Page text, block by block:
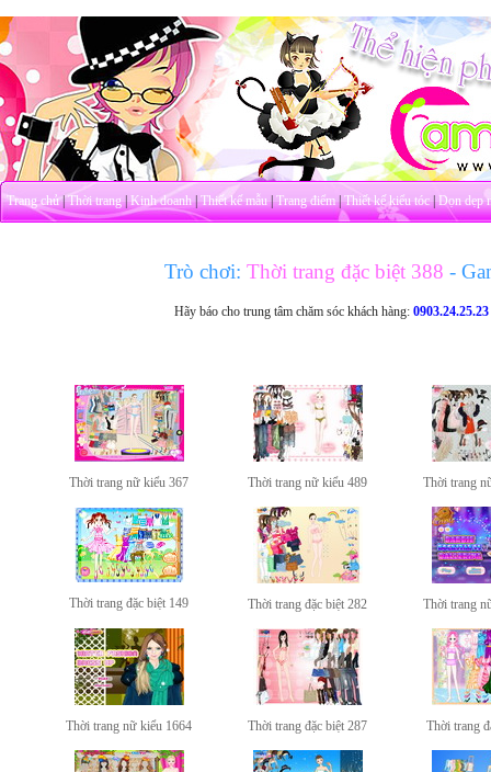
Trang chủ|Thời trang|Kinh doanh|Thiết kế mẫu|Trang điểm|Thiết kế kiểu tóc|Dọn dẹp
Trò chơi: Thời trang đặc biệt 388-
Hãy báo cho trung tâm chăm sóc khách hàng:0903.24.25.23
Thời trang nữ kiểu 367 Thời trang nữ kiểu 489 Thời trang
Thời trang đặc biệt 149 Thời trang đặc biệt 282 Thời trang
Thời trang nữ kiểu 1664 Thời trang đặc biệt 287 Thời trang